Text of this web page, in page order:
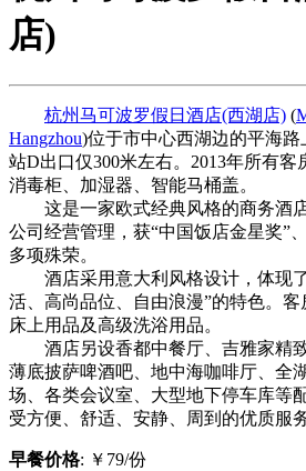
店)
杭州马可波罗假日酒店(西湖店) (
Hangzhou)位于市中心西湖边的平海
站D出口仅300米左右。2013年所有客
消毒柜、加湿器、智能马桶盖。
这是一家欧式经典风格的商务酒
公司经营管理，获“中国饭店金星奖”
多项殊荣。
酒店采用意大利风格设计，体现了
活、高尚品位、自由浪漫”的特色。
床上用品及高级洗浴用品。
酒店另设香都中餐厅、吉雅家精致
薄底披萨啤酒吧、地中海咖啡厅、全
场、各类会议室、大型地下停车库等
受方便、舒适、安静、周到的优质服务
早餐价格: ￥79/份